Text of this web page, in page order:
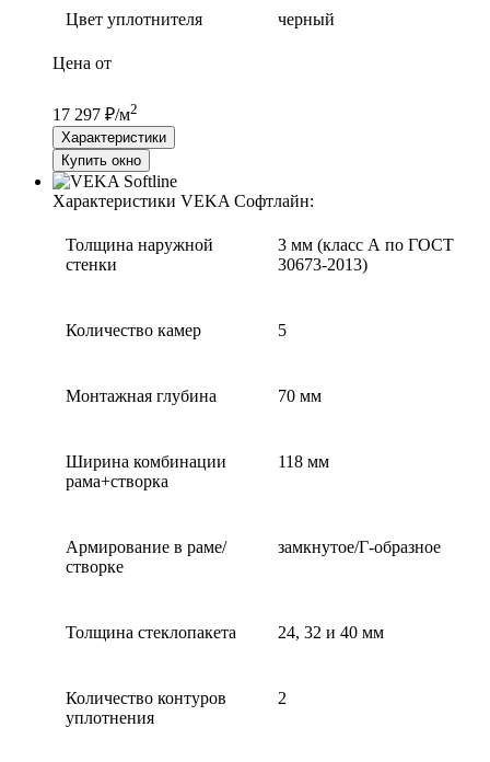
Цвет уплотнителя черный
Цена от
17 297 ₽/м2
Характеристики
Купить окно
Характеристики VEKA Софтлайн:
Толщина наружной
стенки
3 мм (класс А по ГОСТ
30673-2013)
Количество камер 5
Монтажная глубина 70 мм
Ширина комбинации
рама+створка
118 мм
Армирование в раме/
створке
замкнутое/Г-образное
Толщина стеклопакета 24, 32 и 40 мм
Количество контуров
уплотнения
2